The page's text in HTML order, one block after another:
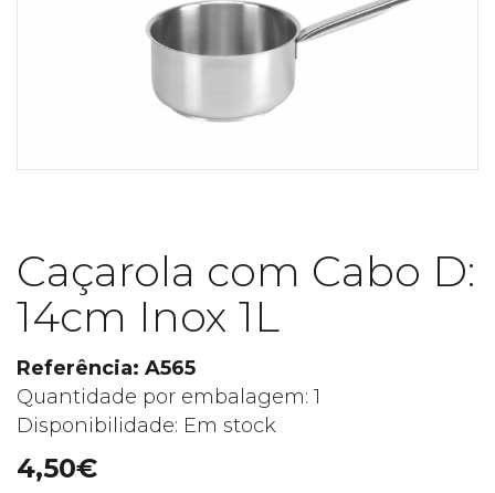
Caçarola com Cabo D:
14cm Inox 1L
Referência: A565
Quantidade por embalagem: 1
Disponibilidade: Em stock
4,50€